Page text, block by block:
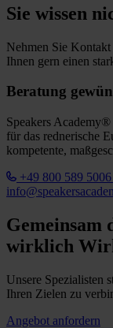
Sie wissen
Nehmen Sie
Ihnen gern einen
Beratung
Speakers Academy®
für das rednerische
kompetente,
+49 800 589
Gemeinsam
wirklich
Unsere Spezialisten
Ihren Zielen zu
Angebot anfordern